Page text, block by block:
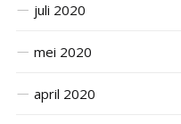
juli 2020
mei 2020
april 2020